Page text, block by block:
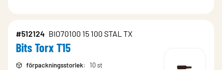
#512124 BIO70100 15 100 STAL TX
Bits Torx T15
förpackningsstorlek: 10 st